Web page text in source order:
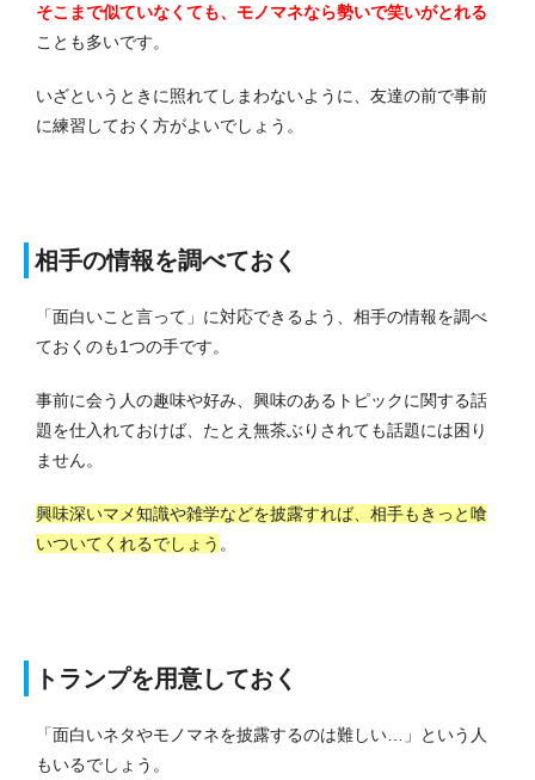
そこまで似ていなくても、モノマネなら勢いで笑いがとれる
ことも多いです。
いざというときに照れてしまわないように、友達の前で事前
に練習しておく方がよいでしょう。
相手の情報を調べておく
「面白いこと言って」に対応できるよう、相手の情報を調べ
ておくのも1つの手です。
事前に会う人の趣味や好み、興味のあるトピックに関する話
題を仕入れておけば、たとえ無茶ぶりされても話題には困り
ません。
興味深いマメ知識や雑学などを披露すれば、相手もきっと喰
いついてくれるでしょう 。
トランプを用意しておく
「面白いネタやモノマネを披露するのは難しい…」という人
もいるでしょう。